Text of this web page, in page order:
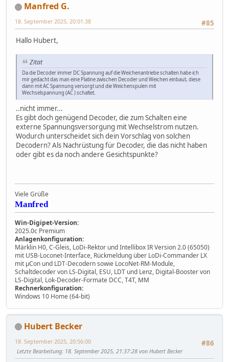
Manfred G.
#85
18. September 2025, 20:01:38
Hallo Hubert,
Zitat
Da die Decoder immer DC Spannung auf die Weichenantriebe schalten habe ich
mir gedacht das man eine Platine zwischen Decoder und Weichen einbaut, diese
dann mit AC Spannung versorgt und die Weichenspulen mit
Wechselspannung (AC ) schaltet.
..nicht immer...
Es gibt doch genügend Decoder, die zum Schalten eine
externe Spannungsversorgung mit Wechselstrom nutzen.
Wodurch unterscheidet sich dein Vorschlag von solchen
Decodern? Als Nachrüstung für Decoder, die das nicht haben
oder gibt es da noch andere Gesichtspunkte?
Viele Grüße
Manfred
Win-Digipet-Version:
2025.0c Premium
Anlagenkonfiguration:
Märklin H0, C-Gleis, LoDi-Rektor und Intellibox IR Version 2.0 (65050)
mit USB-Loconet-Interface, Rückmeldung über LoDi-Commander LX
mit µCon und LDT-Decodern sowie LocoNet-RM-Module,
Schaltdecoder von LS-Digital, ESU, LDT und Lenz, Digital-Booster von
LS-Digital, Lok-Decoder-Formate DCC, T4T, MM
Rechnerkonfiguration:
Windows 10 Home (64-bit)
Hubert Becker
#86
18. September 2025, 20:56:00
Letzte Bearbeitung: 18. September 2025, 21:37:28 von Hubert Becker